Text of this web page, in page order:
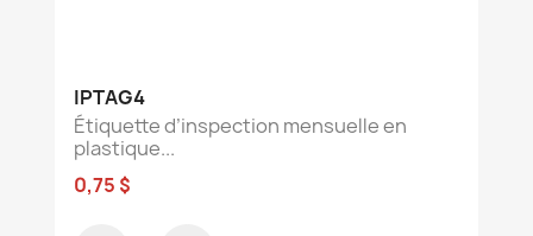
IPTAG4
Étiquette d’inspection mensuelle en
plastique...
0,75 $